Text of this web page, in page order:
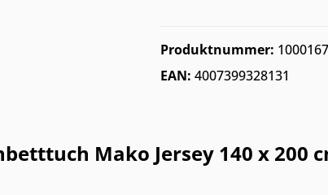
Produktnummer:
EAN: 4007399328131
Mako Jersey 140 x 200